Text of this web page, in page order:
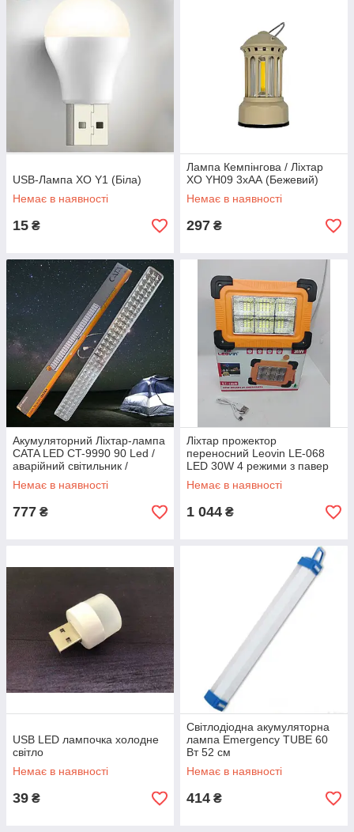
USB-Лампа XO Y1 (Біла)
Немає в наявності
15 ₴
Лампа Кемпінгова / Ліхтар
XO YH09 3хАА (Бежевий)
Немає в наявності
297 ₴
Акумуляторний Ліхтар-лампа
CATA LED CT-9990 90 Led /
аварійний світильник /
світильник для ванної /
коридору / кухні
Немає в наявності
777 ₴
Ліхтар прожектор
переносний Leovin LE-068
LED 30W 4 режими з павер
банком та сонячною
батареєю
Немає в наявності
1 044 ₴
USB LED лампочка холодне
світло
Немає в наявності
39 ₴
Світлодіодна акумуляторна
лампа Emergency TUBE 60
Вт 52 см
Немає в наявності
414 ₴